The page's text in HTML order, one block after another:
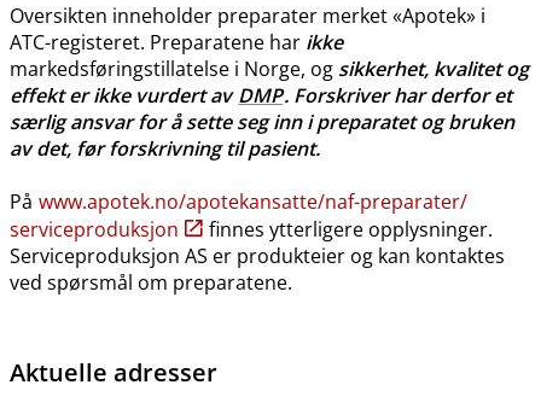
Oversikten inneholder preparater merket «Apotek» i
ATC-registeret. Preparatene har ikke
markedsføringstillatelse i Norge, og sikkerhet, kvalitet og
effekt er ikke vurdert avDMP. Forskriver har derfor et
særlig ansvar for å sette seg inn i preparatet og bruken
av det, før forskrivning til pasient.
På www.apotek.no​/​apotekansatte​/​naf-preparater​/​
serviceproduksjon
finnes ytterligere opplysninger.
Serviceproduksjon AS er produkteier og kan kontaktes
ved spørsmål om preparatene.
Aktuelle adresser